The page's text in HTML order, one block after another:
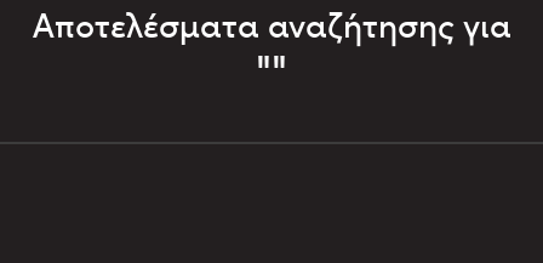
Αποτελέσματα αναζήτησης για
""